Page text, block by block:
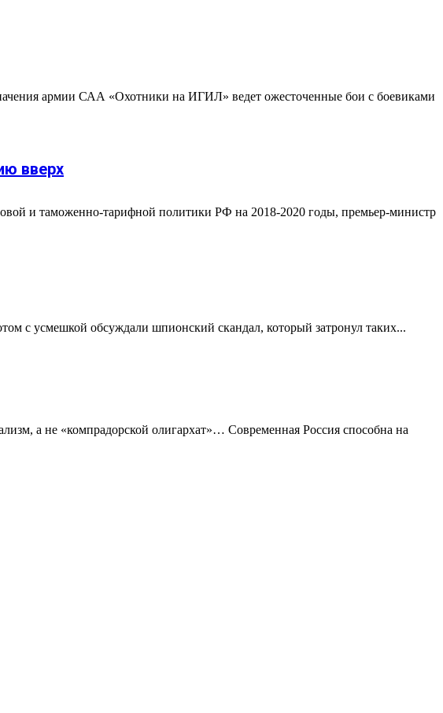
армии САА «Охотники на ИГИЛ» ведет ожесточенные бои с боевиками
вверх
и таможенно-тарифной политики РФ на 2018-2020 годы, премьер-министр
с усмешкой обсуждали шпионский скандал, который затронул таких...
а не «компрадорской олигархат»… Современная Россия способна на